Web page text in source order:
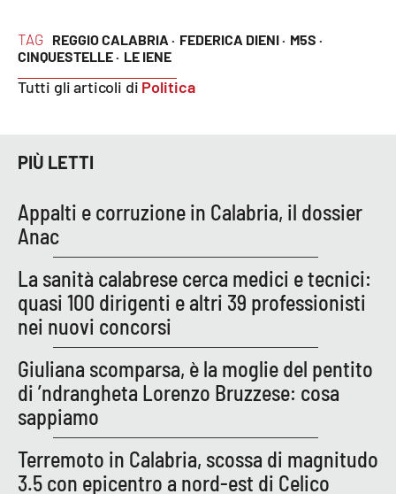
LaC OnAir
Catanzaro
Crotone
Vibo Valentia
Reggio Calabria
Cosenza
Lamezia Terme
PROGETTI
SPECIALI
TAG REGGIO CALABRIA · FEDERICA DIENI · M5S ·
CINQUESTELLE · LE IENE
Tutti gli articoli di Politica
PIÙ LETTI
Appalti e corruzione in Calabria, il dossier
Anac
La sanità calabrese cerca medici e tecnici:
quasi 100 dirigenti e altri 39 professionisti
nei nuovi concorsi
Giuliana scomparsa, è la moglie del pentito
di ’ndrangheta Lorenzo Bruzzese: cosa
sappiamo
Terremoto in Calabria, scossa di magnitudo
3.5 con epicentro a nord-est di Celico